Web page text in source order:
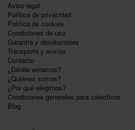
Aviso legal
Política de privacidad
Polí­tica de cookies
Condiciones de uso
Garantí­a y devoluciones
Transporte y envíos
Contacto
¿Dónde estamos?
¿Quiénes somos?
¿Por qué elegirnos?
Condiciones generales para colectivos
Blog